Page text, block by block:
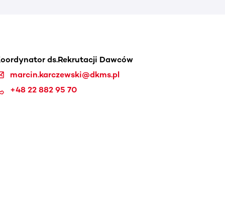
ds.Rekrutacji Dawców
marcin.karczewski@dkms.pl
+48 22 882 95 70